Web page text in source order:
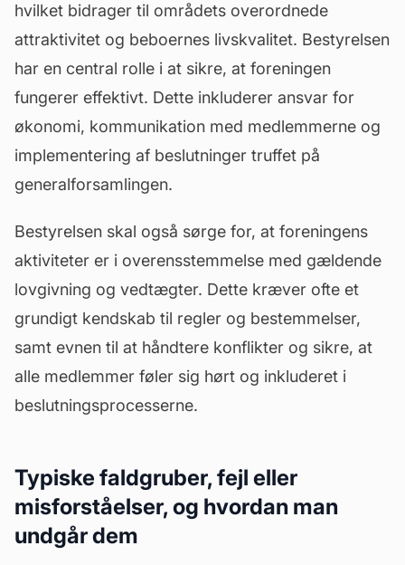
hvilket bidrager til områdets overordnede
attraktivitet og beboernes livskvalitet. Bestyrelsen
har en central rolle i at sikre, at foreningen
fungerer effektivt. Dette inkluderer ansvar for
økonomi, kommunikation med medlemmerne og
implementering af beslutninger truffet på
generalforsamlingen.
Bestyrelsen skal også sørge for, at foreningens
aktiviteter er i overensstemmelse med gældende
lovgivning og vedtægter. Dette kræver ofte et
grundigt kendskab til regler og bestemmelser,
samt evnen til at håndtere konflikter og sikre, at
alle medlemmer føler sig hørt og inkluderet i
beslutningsprocesserne.
Typiske faldgruber, fejl eller
misforståelser, og hvordan man
undgår dem